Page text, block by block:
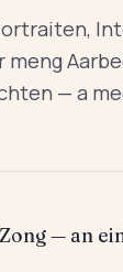
meng
— a
— an